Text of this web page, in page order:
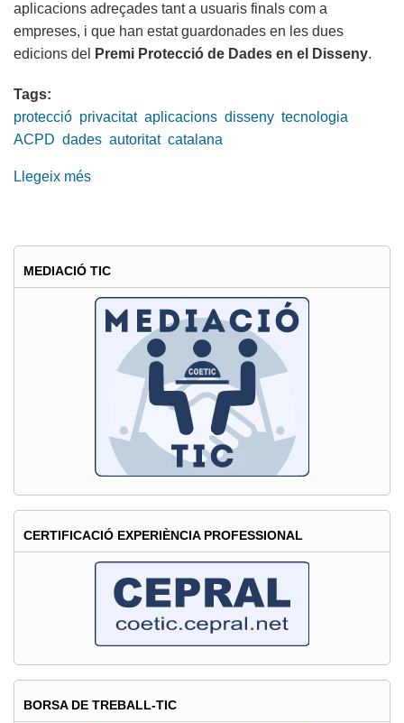
aplicacions adreçades tant a usuaris finals com a
empreses, i que han estat guardonades en les dues
edicions del
Premi Protecció de Dades en el Disseny.
Tags:
protecció privacitat aplicacions disseny tecnologia
ACPD dades autoritat catalana
Llegeix més
la
privacitat
en
disseny
d’aplicacions
tecnològiques
MEDIACIÓ TIC
CERTIFICACIÓ EXPERIÈNCIA PROFESSIONAL
BORSA DE TREBALL-TIC